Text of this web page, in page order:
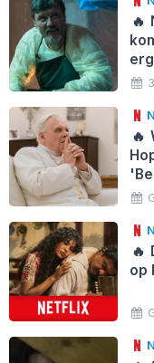
🔥
🔥
🔥
op